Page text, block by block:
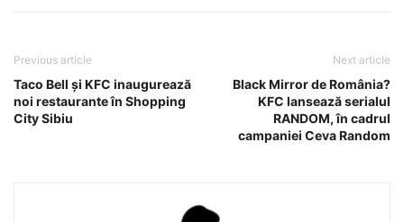
Previous article
Taco Bell şi KFC inaugurează
noi restaurante în Shopping
City Sibiu
Next article
Black Mirror de România?
KFC lansează serialul
RANDOM, în cadrul
campaniei Ceva Random